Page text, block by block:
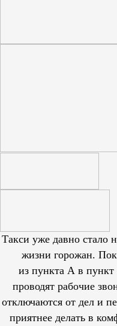
Такси уже давно стало
жизни горожан.
из пункта А в
проводят рабочие
отключаются от дел и
приятнее делать в